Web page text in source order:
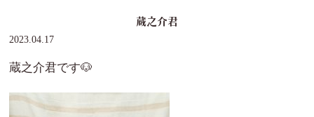
蔵之介君
2023.04.17
蔵之介君です🐶